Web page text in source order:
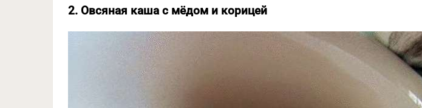
2. Овсяная каша с мёдом и корицей